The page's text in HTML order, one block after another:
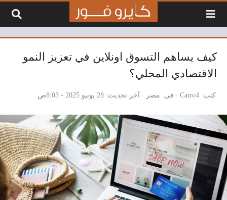
كيف يساهم التسوق اونلاين في تعزيز النمو
الاقتصادي المحلي؟
كتب Cairo4 في مصر آخر تحديث 28 يونيو 2025 - 8:03ص